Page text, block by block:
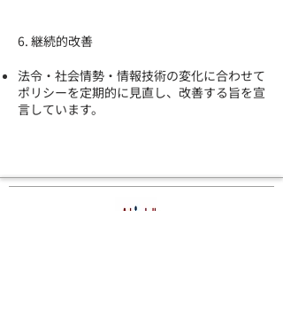
6. 継続的改善
法令・社会情勢・情報技術の変化に合わせて
ポリシーを定期的に見直し、改善する旨を宣
言しています。